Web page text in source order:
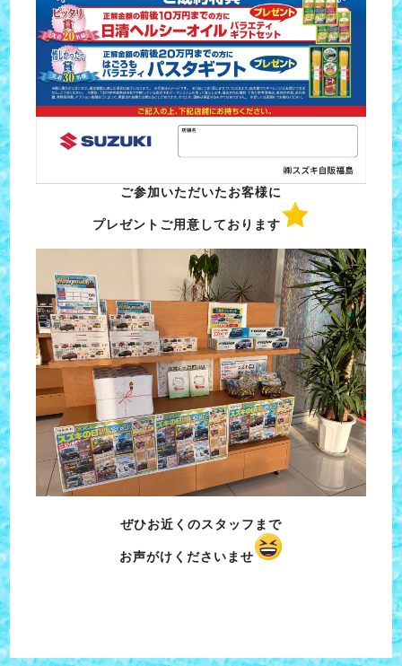
ご参加いただいたお客様に
プレゼントご用意しております
ぜひお近くのスタッフまで
お声がけくださいませ